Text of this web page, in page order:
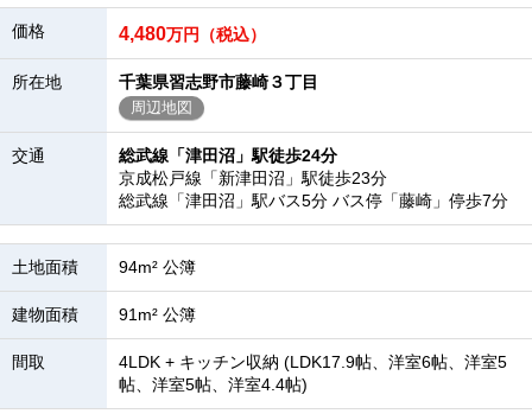
価格 4,480万円（税込）
所在地 千葉県習志野市藤崎３丁目
周辺地図
交通
総武線「津田沼」駅徒歩24分
京成松戸線「新津田沼」駅徒歩23分
総武線「津田沼」駅バス5分 バス停「藤崎」停歩7分
土地面積 94m² 公簿
建物面積 91m² 公簿
間取
4LDK + キッチン収納 (LDK17.9帖、洋室6帖、洋室5
帖、洋室5帖、洋室4.4帖)